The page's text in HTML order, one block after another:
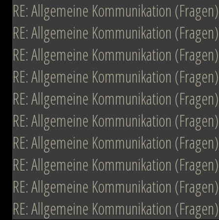
RE: Allgemeine Kommunikation (Fragen)
RE: Allgemeine Kommunikation (Fragen)
RE: Allgemeine Kommunikation (Fragen)
RE: Allgemeine Kommunikation (Fragen)
RE: Allgemeine Kommunikation (Fragen)
RE: Allgemeine Kommunikation (Fragen)
RE: Allgemeine Kommunikation (Fragen)
RE: Allgemeine Kommunikation (Fragen)
RE: Allgemeine Kommunikation (Fragen)
RE: Allgemeine Kommunikation (Fragen)